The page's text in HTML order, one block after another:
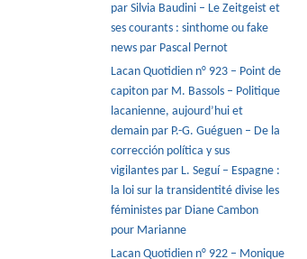
par Silvia Baudini – Le Zeitgeist et
ses courants : sinthome ou fake
news par Pascal Pernot
Lacan Quotidien n° 923 – Point de
capiton par M. Bassols – Politique
lacanienne, aujourd’hui et
demain par P.-G. Guéguen – De la
corrección política y sus
vigilantes par L. Seguí – Espagne :
la loi sur la transidentité divise les
féministes par Diane Cambon
pour Marianne
Lacan Quotidien n° 922 – Monique